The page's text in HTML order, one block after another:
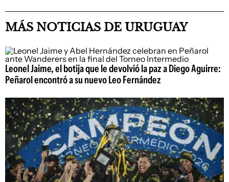
MÁS NOTICIAS DE URUGUAY
Leonel Jaime, el botija que le devolvió la paz a Diego Aguirre:
Peñarol encontró a su nuevo Leo Fernández